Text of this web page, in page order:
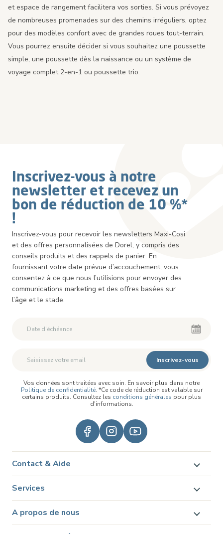
et espace de rangement facilitera vos sorties. Si vous prévoyez
de nombreuses promenades sur des chemins irréguliers, optez
pour des modèles confort avec de grandes roues tout-terrain.
Vous pourrez ensuite décider si vous souhaitez une poussette
simple, une poussette dès la naissance ou un système de
voyage complet 2-en-1 ou poussette trio.
Inscrivez-vous à notre
newsletter et recevez un
bon de réduction de 10 %*
!
Inscrivez-vous pour recevoir les newsletters Maxi-Cosi
et des offres personnalisées de Dorel, y compris des
conseils produits et des rappels de panier. En
fournissant votre date prévue d’accouchement, vous
consentez à ce que nous l’utilisions pour envoyer des
communications marketing et des offres basées sur
l’âge et le stade.
Deuxième Prénom
Inscrivez-vous
Vos données sont traitées avec soin. En savoir plus dans notre
Politique de confidentialité. *Ce code de réduction est valable sur
certains produits. Consultez les conditions générales pour plus
d'informations.
Contact & Aide
Services
A propos de nous